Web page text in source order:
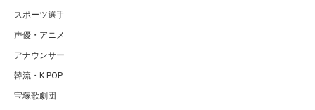
スポーツ選手
声優・アニメ
アナウンサー
韓流・K-POP
宝塚歌劇団